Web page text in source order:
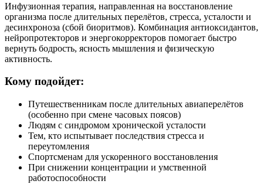
Инфузионная терапия, направленная на восстановление
организма после длительных перелётов, стресса, усталости и
десинхроноза (сбой биоритмов). Комбинация антиоксидантов,
нейропротекторов и энергокорректоров помогает быстро
вернуть бодрость, ясность мышления и физическую
активность.
Кому подойдет:
Путешественникам после длительных авиаперелётов
(особенно при смене часовых поясов)
Людям с синдромом хронической усталости
Тем, кто испытывает последствия стресса и
переутомления
Спортсменам для ускоренного восстановления
При снижении концентрации и умственной
работоспособности